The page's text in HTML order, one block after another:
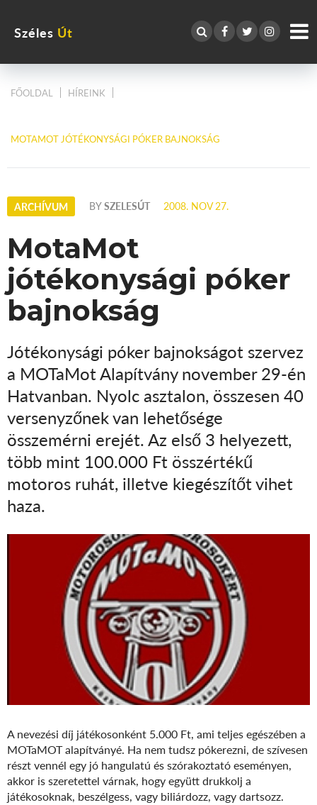
Széles Út
FŐOLDAL HÍREINK
MOTAMOT JÓTÉKONYSÁGI PÓKER BAJNOKSÁG
ARCHÍVUM BYSZELESÚT 2008. NOV 27.
MotaMot
jótékonysági póker
bajnokság
Jótékonysági póker bajnokságot szervez
a MOTaMot Alapítvány november 29-én
Hatvanban. Nyolc asztalon, összesen 40
versenyzőnek van lehetősége
összemérni erejét. Az első 3 helyezett,
több mint 100.000 Ft összértékű
motoros ruhát, illetve kiegészítőt vihet
haza.
A nevezési díj játékosonként 5.000 Ft, ami teljes egészében a
MOTaMOT alapítványé. Ha nem tudsz pókerezni, de szívesen
részt vennél egy jó hangulatú és szórakoztató eseményen,
akkor is szeretettel várnak, hogy együtt drukkolj a
játékosoknak, beszélgess, vagy biliárdozz, vagy dartsozz.